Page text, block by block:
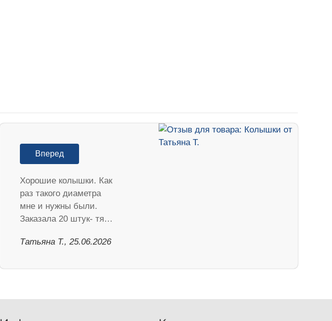
Вперед
Хорошие колышки. Как
раз такого диаметра
мне и нужны были.
Заказала 20 штук- тя…
Татьяна Т., 25.06.2026